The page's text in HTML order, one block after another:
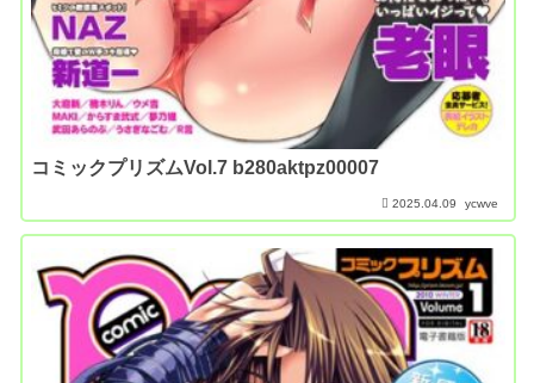
コミックプリズムVol.7 b280aktpz00007
2025.04.09 ycwve